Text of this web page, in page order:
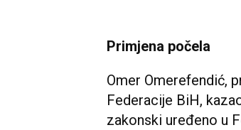
Primjena počela
Omer Omerefendić,
Federacije BiH,
zakonski uređeno u